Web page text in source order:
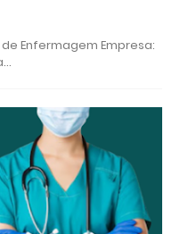
Enfermagem Empresa: